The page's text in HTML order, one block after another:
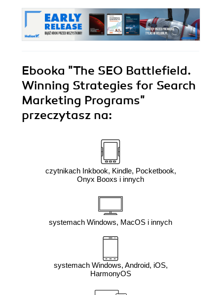
Ebooka "The SEO Battlefield.
Winning Strategies for Search
Marketing Programs"
przeczytasz na:
czytnikach Inkbook, Kindle, Pocketbook,
Onyx Booxs i innych
systemach Windows, MacOS i innych
systemach Windows, Android, iOS,
HarmonyOS